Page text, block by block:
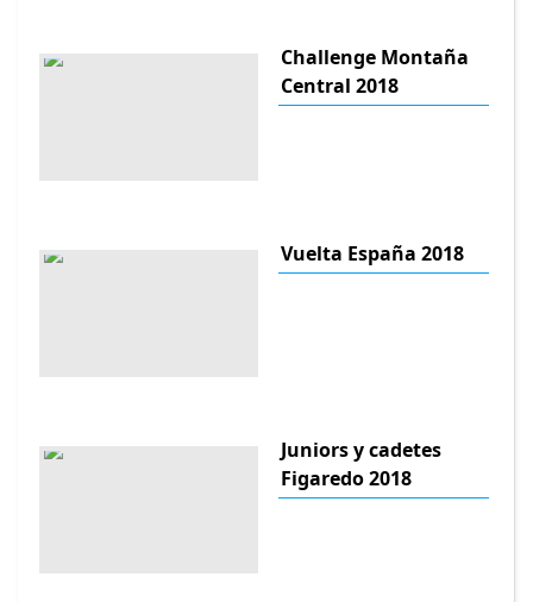
Challenge Montaña
Central 2018
Vuelta España 2018
Juniors y cadetes
Figaredo 2018